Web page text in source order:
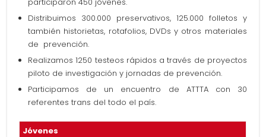
Distribuimos 300.000 preservativos, 125.000 folletos y
también historietas, rotafolios, DVDs y otros materiales
de prevención.
Realizamos 1250 testeos rápidos a través de proyectos
piloto de investigación y jornadas de prevención.
Participamos de un encuentro de ATTTA con 30
referentes trans del todo el país.
Jóvenes